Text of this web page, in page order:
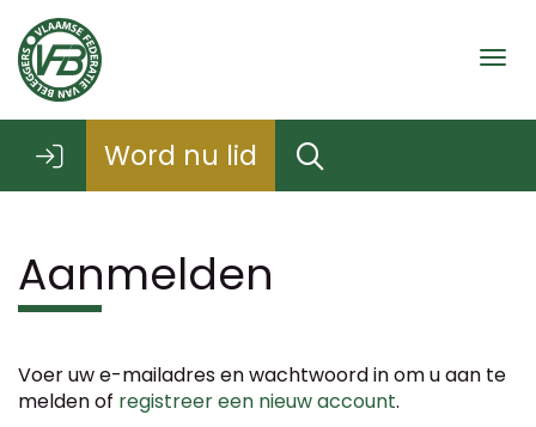
Word nu lid
Aanmelden
Voer uw e-mailadres en wachtwoord in om u aan te
melden of registreer een nieuw account.